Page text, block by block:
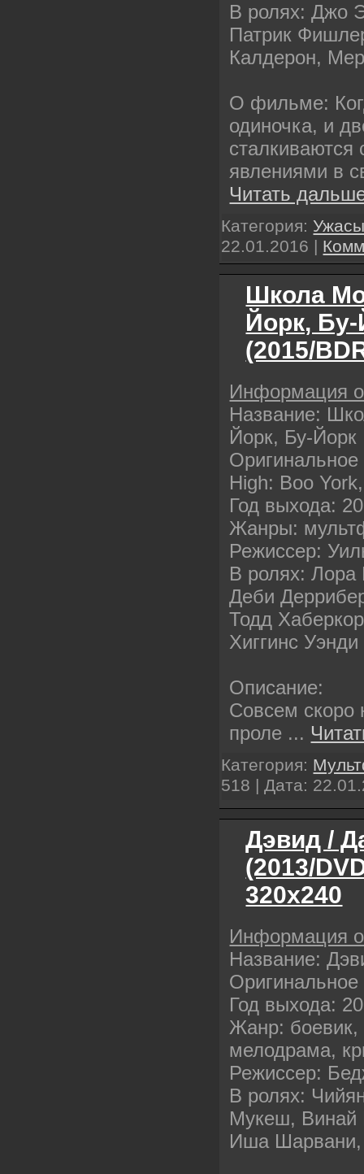
В ролях: Джо
Патрик
Калдерон,
О фильме:
одиночка, и
явлениями в
Читать
Категория:
22.01.2016 |
Школа
Йорк,
(2015/
Информация
Название:
Йорк, Бу-Йорк
High: Boo
Год выхода:
Жанры:
Режиссер:
В ролях: Лора
Деби
Тодд
Хиггинс
Описание:
Совсем скоро
проле ...
Категория:
518 | Дата:
Дэвид /
(2013/
320х240
Информация
Название:
Год выхода:
Жанр:
мелодрама,
Режиссер:
В ролях:
Мукеш, Винай
Иша